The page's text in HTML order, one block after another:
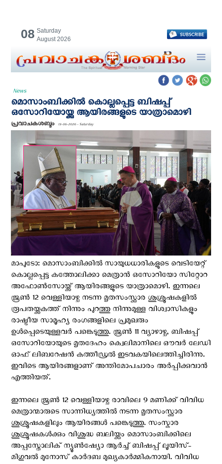
08 Saturday
August 2026
News
മൊസാംബിക്കില്‍ കൊല്ലപ്പെട്ട ബിഷപ്പ്
ഒസോറിയോയ്ക്കു ആയിരങ്ങളുടെ യാത്രാമൊഴി
പ്രവാചകശബ്ദം 13-06-2026 - Saturday
മാപുടോ: മൊസാംബിക്കില്‍ സായുധധാരികളുടെ വെടിയേറ്റ്
കൊല്ലപ്പെട്ട കത്തോലിക്കാ മെത്രാന്‍ ഒസോറിയോ സിറ്റോറ
അഫോൺസോയ്ക്ക് ആയിരങ്ങളുടെ യാത്രാമൊഴി. ഇന്നലെ
ജൂൺ 12 വെള്ളിയാഴ്ച നടന്ന മൃതസംസ്ക്കാര ശുശ്രൂഷകളില്‍
രൂപതയ്ക്കകത്ത് നിന്നും പുറത്തു നിന്നുമുള്ള വിശ്വാസികളും
രാഷ്ട്രീയ സാമൂഹ്യ രംഗങ്ങളിലെ പ്രമുഖരും
ഉള്‍പ്പെടെയുള്ളവര്‍ പങ്കെടുത്തു. ജൂൺ 11 വ്യാഴാഴ്ച, ബിഷപ്പ്
ഒസോറിയോയുടെ മൃതദേഹം ക്വെലിമാനിലെ ഔവർ ലേഡി
ഓഫ് ലിബറേഷൻ കത്തീഡ്രൽ ഇടവകയിലെത്തിച്ചിരിന്നു.
ഇവിടെ ആയിരങ്ങളാണ് അന്തിമോപചാരം അര്‍പ്പിക്കുവാന്‍
എത്തിയത്.
ഇന്നലെ ജൂൺ 12 വെള്ളിയാഴ്ച രാവിലെ 9 മണിക്ക് വിവിധ
മെത്രാന്മാരുടെ സാന്നിധ്യത്തില്‍ നടന്ന മൃതസംസ്ക്കാര
ശുശ്രൂഷകളിലും ആയിരങ്ങള്‍ പങ്കെടുത്തു. സംസ്കാര
ശുശ്രൂഷകൾക്കും വിശുദ്ധ ബലിയ്ക്കും മൊസാംബിക്കിലെ
അപ്പസ്തോലിക് ന്യൂൺഷ്യോ ആർച്ച് ബിഷപ്പ് ലൂയിസ്-
മിഗുവൽ മുനോസ് കാർദബ മുഖ്യകാര്‍മ്മികനായി. വിവിധ